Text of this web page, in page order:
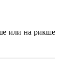
или на рикше